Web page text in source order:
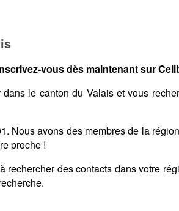
vous dès maintenant sur
dans le canton du Valais et vous
Nous avons des membres de la
proche !
rechercher des contacts dans votre